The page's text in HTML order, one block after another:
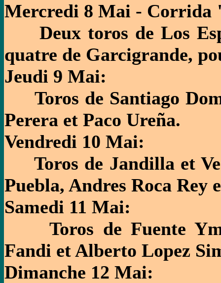
Mercredi 8 Mai -
Deux toros de Los
quatre de Garcigrande,
Jeudi 9 Mai:
Toros de Santiago
Perera et Paco Ureña.
Vendredi 10 Mai:
Toros de Jandilla et
Puebla, Andres Roca Rey
Samedi 11 Mai:
Toros de Fuente
Fandi et Alberto Lopez
Dimanche 12 Mai: